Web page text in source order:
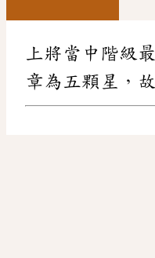
上將當中階級
章為五顆星，